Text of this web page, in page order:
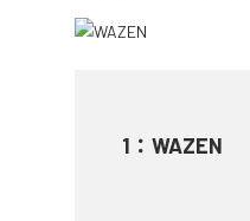
1 ： WAZEN